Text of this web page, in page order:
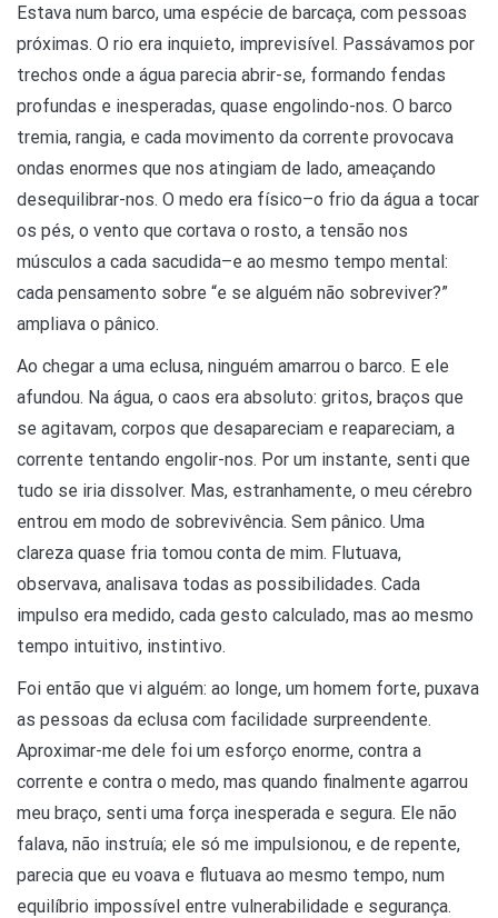
Estava num barco, uma espécie de barcaça, com pessoas
próximas. O rio era inquieto, imprevisível. Passávamos por
trechos onde a água parecia abrir-se, formando fendas
profundas e inesperadas, quase engolindo-nos. O barco
tremia, rangia, e cada movimento da corrente provocava
ondas enormes que nos atingiam de lado, ameaçando
desequilibrar-nos. O medo era físico–o frio da água a tocar
os pés, o vento que cortava o rosto, a tensão nos
músculos a cada sacudida–e ao mesmo tempo mental:
cada pensamento sobre “e se alguém não sobreviver?”
ampliava o pânico.
Ao chegar a uma eclusa, ninguém amarrou o barco. E ele
afundou. Na água, o caos era absoluto: gritos, braços que
se agitavam, corpos que desapareciam e reapareciam, a
corrente tentando engolir-nos. Por um instante, senti que
tudo se iria dissolver. Mas, estranhamente, o meu cérebro
entrou em modo de sobrevivência. Sem pânico. Uma
clareza quase fria tomou conta de mim. Flutuava,
observava, analisava todas as possibilidades. Cada
impulso era medido, cada gesto calculado, mas ao mesmo
tempo intuitivo, instintivo.
Foi então que vi alguém: ao longe, um homem forte, puxava
as pessoas da eclusa com facilidade surpreendente.
Aproximar-me dele foi um esforço enorme, contra a
corrente e contra o medo, mas quando finalmente agarrou
meu braço, senti uma força inesperada e segura. Ele não
falava, não instruía; ele só me impulsionou, e de repente,
parecia que eu voava e flutuava ao mesmo tempo, num
equilíbrio impossível entre vulnerabilidade e segurança.